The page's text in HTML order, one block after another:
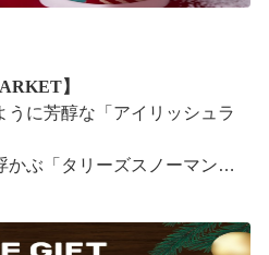
】
うに芳醇な「アイリッシュラ
かぶ「タリーズスノーマンラ
クリスマス気分をお楽しみく